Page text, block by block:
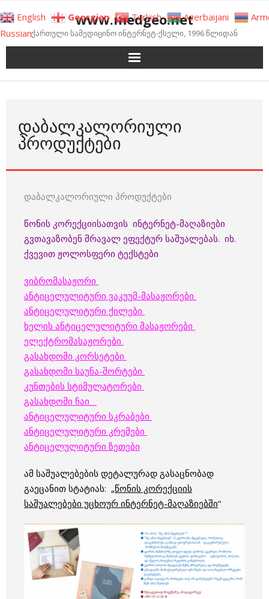
to
content
www.medgeo.net
ქართული სამედიცინო ინტერნეტ-ქსელი, 1996 წლიდან
ᲓᲐᲑᲐᲚᲙᲐᲚᲝᲠᲘᲣᲚᲘ
ᲞᲠᲝᲓᲣᲥᲢᲔᲑᲘ
დაბალკალორიული პროდუქტები
წონის კორექციისათვის ინტერნეტ-მაღაზიები
გვთავაზობენ მრავალ ეფექტურ საშუალებას. იხ.
ქვევით ჟოლოსფერი ტექსტები
ვიბრომასაჟორი
ანტიცელულიტური ვაკუუმ-მასაჟორები
ანტიცელულიტური ქილები
ხელის ანტიცელულიტური მასაჟორები
ელექტრომასაჟორები
გასახდომი კორსეტები
გასახდომი საუნა-შორტები
კუნთების სტიმულატორები
გასახდომი ჩაი
ანტიცელულიტური სკრაბები
ანტიცელულიტური კრემები
ანტიცელულიტური ზეთები
ამ საშუალებების დეტალურად გასაცნობად
გაეცანით სტატიას: „წონის კორექციის
საშუალებები უცხოურ ინტერნეტ-მაღაზიებში“
English Georgian Turkish Azerbaijani
Russian